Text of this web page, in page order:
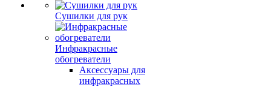
Сушилки для рук
Инфракрасные
обогреватели
Аксессуары для
инфракрасных